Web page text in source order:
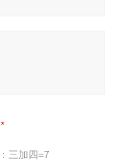
三加四=7